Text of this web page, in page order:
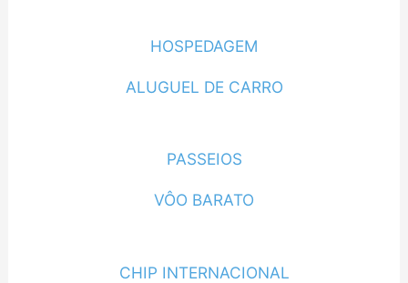
HOSPEDAGEM
ALUGUEL DE CARRO
PASSEIOS
VÔO BARATO
CHIP INTERNACIONAL